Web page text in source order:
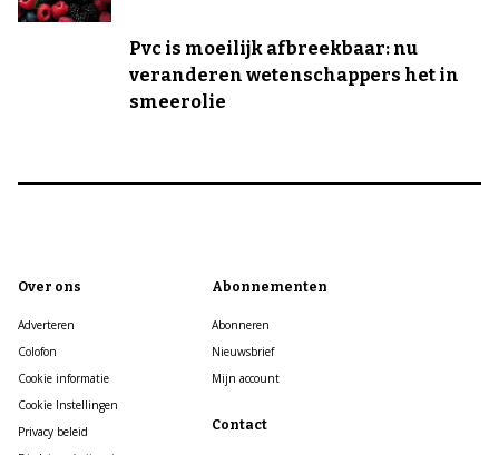
Pvc is moeilijk afbreekbaar: nu
veranderen wetenschappers het in
smeerolie
Over ons
Adverteren
Colofon
Cookie informatie
Cookie Instellingen
Privacy beleid
Abonnementen
Abonneren
Nieuwsbrief
Mijn account
Contact